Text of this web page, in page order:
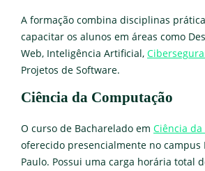
A formação combina disciplinas
capacitar os alunos em áreas como
Web, Inteligência Artificial,
Projetos de Software.
Ciência da Computação
O curso de Bacharelado em Ciência
oferecido presencialmente no campus
Paulo. Possui uma carga horária total